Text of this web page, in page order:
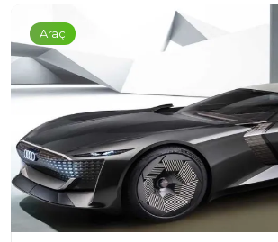
Araç